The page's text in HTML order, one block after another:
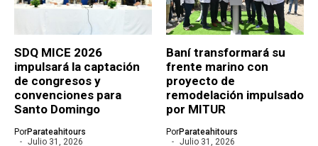
SDQ MICE 2026
impulsará la captación
de congresos y
convenciones para
Santo Domingo
PorParateahitours
Julio 31, 2026
Baní transformará su
frente marino con
proyecto de
remodelación impulsado
por MITUR
PorParateahitours
Julio 31, 2026